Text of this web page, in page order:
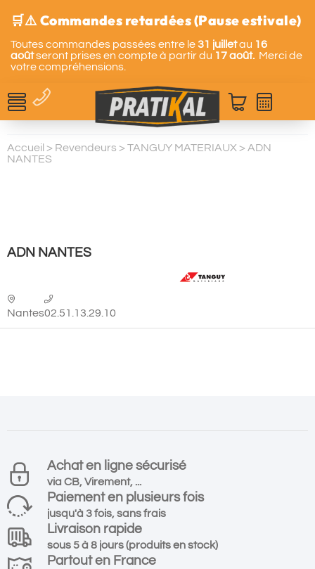
🛒⚠️ Commandes retardées (Pause estivale)
Toutes commandes passées entre le31 juilletau 16
aoûtseront prises en compte à partir du 17 août. Merci de
votre compréhensions.
Accueil > Revendeurs > TANGUY MATERIAUX > ADN
NANTES
ADN NANTES
Nantes02.51.13.29.10
Achat en ligne sécurisé
via CB, Virement, ...
Paiement en plusieurs fois
jusqu'à 3 fois, sans frais
Livraison rapide
sous 5 à 8 jours (produits en stock)
Partout en France